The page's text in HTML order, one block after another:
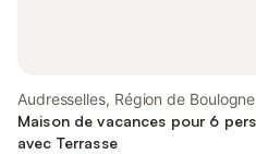
Audresselles, Région de
sur-Mer
Maison de vacances pour 6
avec Terrasse